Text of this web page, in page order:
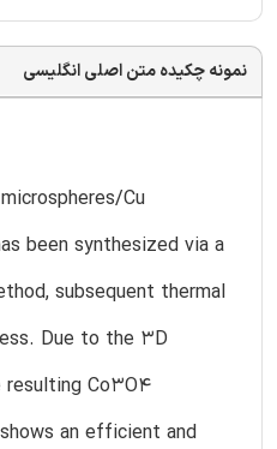
نمونه چکیده متن اصلی انگلیسی
Cu
been synthesized via a
subsequent thermal
Due to the 3D
resulting Co3O4
an efficient and